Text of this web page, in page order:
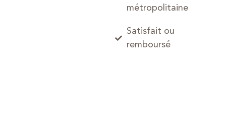
métropolitaine
Satisfait ou
remboursé